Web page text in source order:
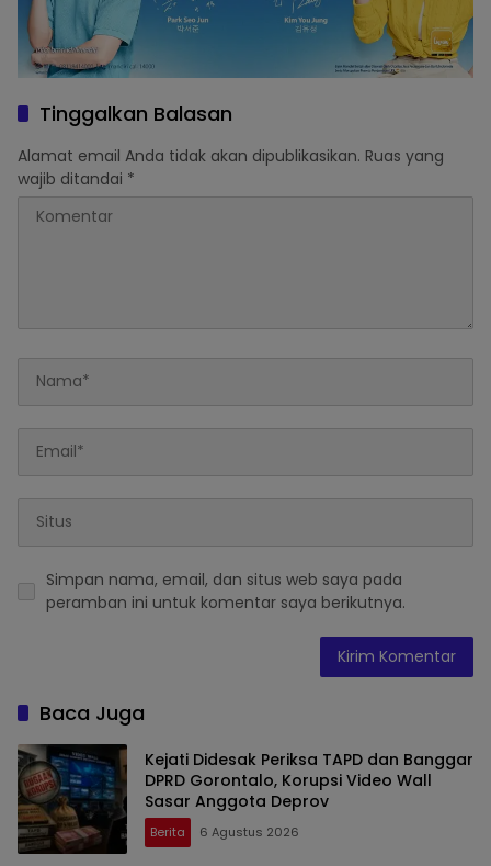
Tinggalkan Balasan
Alamat email Anda tidak akan dipublikasikan. Ruas yang
wajib ditandai *
Simpan nama, email, dan situs web saya pada
peramban ini untuk komentar saya berikutnya.
Baca Juga
Kejati Didesak Periksa TAPD dan Banggar
DPRD Gorontalo, Korupsi Video Wall
Sasar Anggota Deprov
Berita 6 Agustus 2026